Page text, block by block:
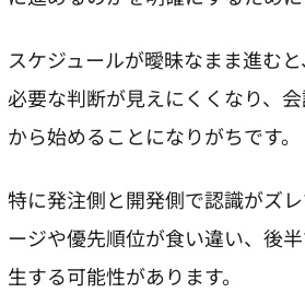
スケジュールが曖昧なまま進む
必要な判断が見えにくくなり、
から始めることになりがちです。
特に発注側と開発側で認識がズ
ージや優先順位が食い違い、後
生する可能性があります。